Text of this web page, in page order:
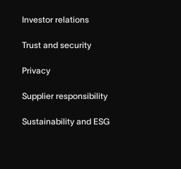
Investor relations
Trust and security
Privacy
Supplier responsibility
Sustainability and ESG